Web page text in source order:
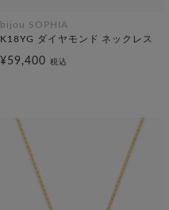
bijou SOPHIA
K18YG ダイヤモンド ネックレス
¥59,400 税込